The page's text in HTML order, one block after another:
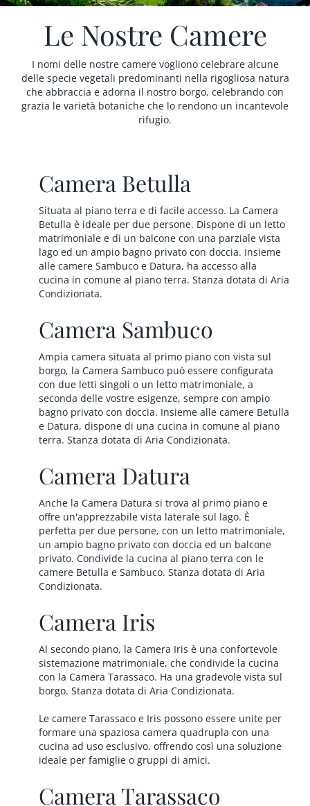
Le Nostre Camere
I nomi delle nostre camere vogliono celebrare alcune
delle specie vegetali predominanti nella rigogliosa natura
che abbraccia e adorna il nostro borgo, celebrando con
grazia le varietà botaniche che lo rendono un incantevole
rifugio.
Camera Betulla
Situata al piano terra e di facile accesso. La Camera
Betulla è ideale per due persone. Dispone di un letto
matrimoniale e di un balcone con una parziale vista
lago ed un ampio bagno privato con doccia. Insieme
alle camere Sambuco e Datura, ha accesso alla
cucina in comune al piano terra. Stanza dotata di Aria
Condizionata.
Camera Sambuco
Ampia camera situata al primo piano con vista sul
borgo, la Camera Sambuco può essere configurata
con due letti singoli o un letto matrimoniale, a
seconda delle vostre esigenze, sempre con ampio
bagno privato con doccia. Insieme alle camere Betulla
e Datura, dispone di una cucina in comune al piano
terra. Stanza dotata di Aria Condizionata.
Camera Datura
Anche la Camera Datura si trova al primo piano e
offre un'apprezzabile vista laterale sul lago. È
perfetta per due persone, con un letto matrimoniale,
un ampio bagno privato con doccia ed un balcone
privato. Condivide la cucina al piano terra con le
camere Betulla e Sambuco. Stanza dotata di Aria
Condizionata.
Camera Iris
Al secondo piano, la Camera Iris è una confortevole
sistemazione matrimoniale, che condivide la cucina
con la Camera Tarassaco. Ha una gradevole vista sul
borgo. Stanza dotata di Aria Condizionata.
Le camere Tarassaco e Iris possono essere unite per
formare una spaziosa camera quadrupla con una
cucina ad uso esclusivo, offrendo così una soluzione
ideale per famiglie o gruppi di amici.
Camera Tarassaco